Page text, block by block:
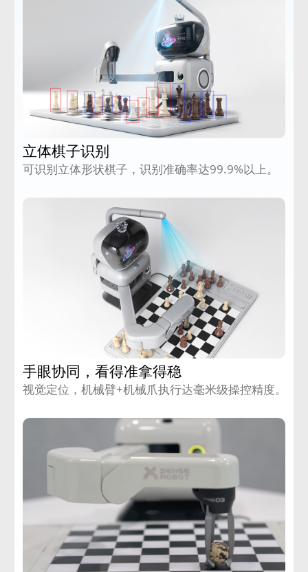
立体棋子识别
可识别立体形状棋子，识别准确率达99.9%以上。
手眼协同，看得准拿得稳
视觉定位，机械臂+机械爪执行达毫米级操控精度。